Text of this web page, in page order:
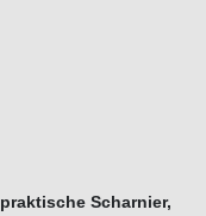
praktische Scharnier,